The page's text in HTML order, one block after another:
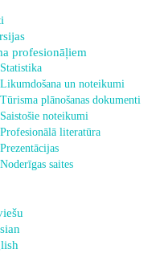
profesionāļiem
Statistika
Likumdošana un noteikumi
Tūrisma plānošanas dokumenti
Saistošie noteikumi
Profesionālā literatūra
Prezentācijas
Noderīgas saites